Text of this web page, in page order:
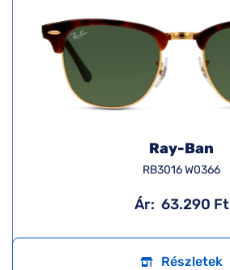
Ray-Ban
RB3016 W0366
Ár: 63.290 Ft
Részletek